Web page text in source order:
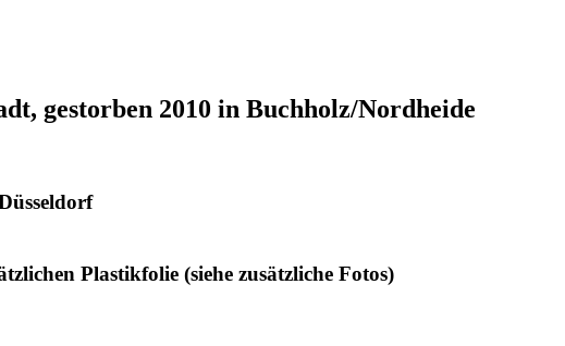
gestorben 2010 in Buchholz/Nordheide
Plastikfolie (siehe zusätzliche Fotos)